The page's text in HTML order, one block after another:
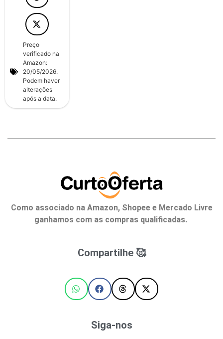
Preço
verificado na
Amazon:
20/05/2026.
Podem haver
alterações
após a data.
Como associado na Amazon, Shopee e Mercado Livre
ganhamos com as compras qualificadas.
Compartilhe 🥰
Siga-nos